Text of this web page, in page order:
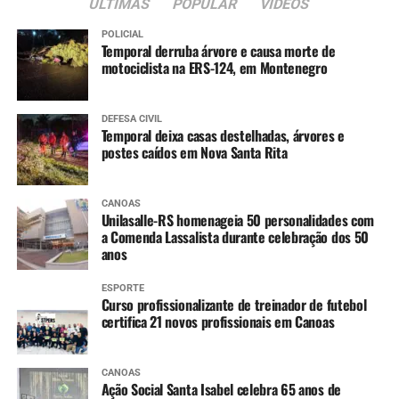
ÚLTIMAS POPULAR VIDEOS
POLICIAL
Temporal derruba árvore e causa morte de
motociclista na ERS-124, em Montenegro
DEFESA CIVIL
Temporal deixa casas destelhadas, árvores e
postes caídos em Nova Santa Rita
CANOAS
Unilasalle-RS homenageia 50 personalidades com
a Comenda Lassalista durante celebração dos 50
anos
ESPORTE
Curso profissionalizante de treinador de futebol
certifica 21 novos profissionais em Canoas
CANOAS
Ação Social Santa Isabel celebra 65 anos de